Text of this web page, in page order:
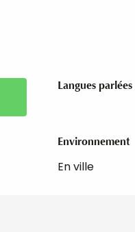
Langues parlées
Langues parlées
Environnement
Environnement
En ville